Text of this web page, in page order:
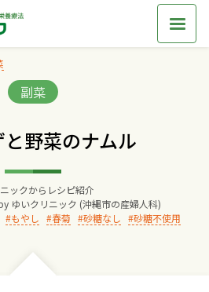
Categories:
副菜
野菜のナムル
ックからレシピ紹介
ゆいクリニック (沖縄市の産婦人科)
もやし 春菊 砂糖なし 砂糖不使用
らのごあいさつ